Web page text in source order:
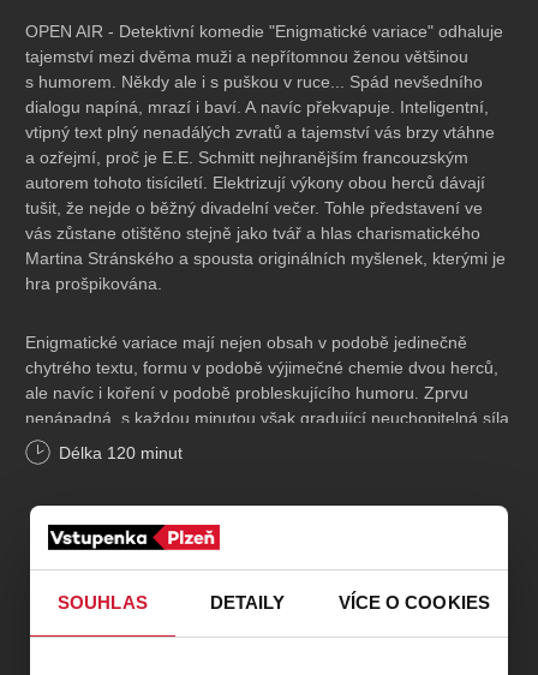
SOUHLAS DETAILY VÍCE O COOKIES
OPEN AIR - Detektivní komedie "Enigmatické variace" odhaluje
tajemství mezi dvěma muži a nepřítomnou ženou většinou
s humorem. Někdy ale i s puškou v ruce... Spád nevšedního
dialogu napíná, mrazí i baví. A navíc překvapuje. Inteligentní,
vtipný text plný nenadálých zvratů a tajemství vás brzy vtáhne
a ozřejmí, proč je E.E. Schmitt nejhranějším francouzským
autorem tohoto tisíciletí. Elektrizují výkony obou herců dávají
tušit, že nejde o běžný divadelní večer. Tohle představení ve
vás zůstane otištěno stejně jako tvář a hlas charismatického
Martina Stránského a spousta originálních myšlenek, kterými je
hra prošpikována.
Enigmatické variace mají nejen obsah v podobě jedinečně
chytrého textu, formu v podobě výjimečné chemie dvou herců,
ale navíc i koření v podobě probleskujícího humoru. Zprvu
nenápadná, s každou minutou však gradující neuchopitelná síla
divadelní magie zvedá zpravidla na konci diváky ze sedadel...
Hrají:Martin Stránský, Jan Maléř
Délka 120 minut